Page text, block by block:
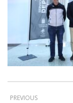
PREVIOUS